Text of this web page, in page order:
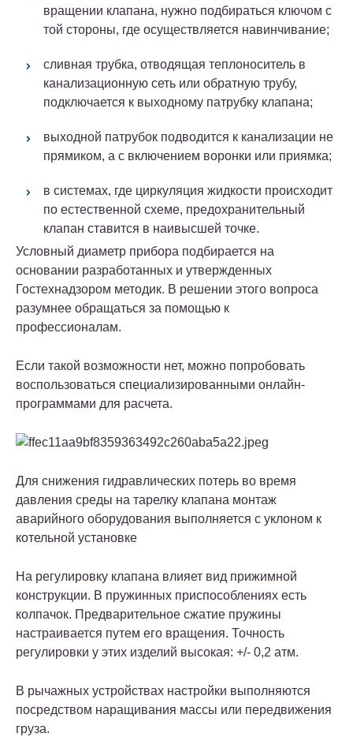
вращении клапана, нужно подбираться ключом с
той стороны, где осуществляется навинчивание;
сливная трубка, отводящая теплоноситель в
канализационную сеть или обратную трубу,
подключается к выходному патрубку клапана;
выходной патрубок подводится к канализации не
прямиком, а с включением воронки или приямка;
в системах, где циркуляция жидкости происходит
по естественной схеме, предохранительный
клапан ставится в наивысшей точке.
Условный диаметр прибора подбирается на
основании разработанных и утвержденных
Гостехнадзором методик. В решении этого вопроса
разумнее обращаться за помощью к
профессионалам.
Если такой возможности нет, можно попробовать
воспользоваться специализированными онлайн-
программами для расчета.
Для снижения гидравлических потерь во время
давления среды на тарелку клапана монтаж
аварийного оборудования выполняется с уклоном к
котельной установке
На регулировку клапана влияет вид прижимной
конструкции. В пружинных приспособлениях есть
колпачок. Предварительное сжатие пружины
настраивается путем его вращения. Точность
регулировки у этих изделий высокая: +/- 0,2 атм.
В рычажных устройствах настройки выполняются
посредством наращивания массы или передвижения
груза.